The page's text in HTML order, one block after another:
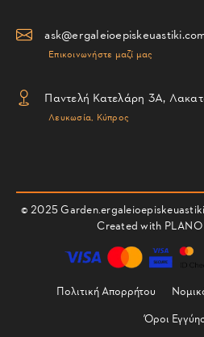
Επικοινωνήστε μαζί μας
Παντελή Κατελάρη 3Α,
Λευκωσία, Κύπρος
© 2025
Created with PLANO
Πολιτική Απορρήτου
Όροι